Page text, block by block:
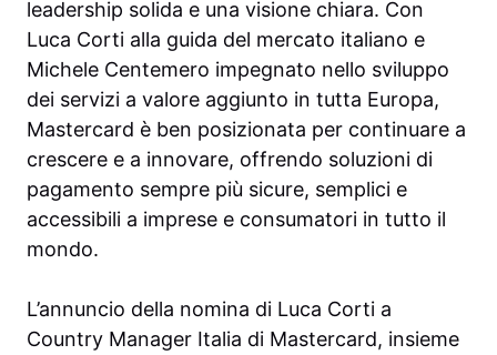
leadership solida e una visione chiara. Con
Luca Corti alla guida del mercato italiano e
Michele Centemero impegnato nello sviluppo
dei servizi a valore aggiunto in tutta Europa,
Mastercard è ben posizionata per continuare a
crescere e a innovare, offrendo soluzioni di
pagamento sempre più sicure, semplici e
accessibili a imprese e consumatori in tutto il
mondo.
L’annuncio della nomina di Luca Corti a
Country Manager Italia di Mastercard, insieme